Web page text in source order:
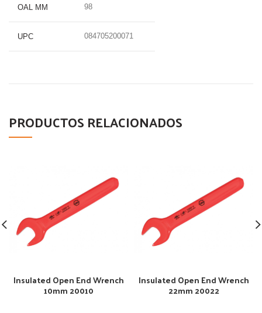
OAL MM 98
UPC 084705200071
PRODUCTOS RELACIONADOS
Insulated Open End Wrench
10mm 20010
Insulated Open End Wrench
22mm 20022